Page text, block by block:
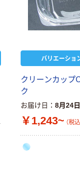
バリエーショ
クリーンカップ
ク
お届け日 8月24日
￥1,243~ （税込